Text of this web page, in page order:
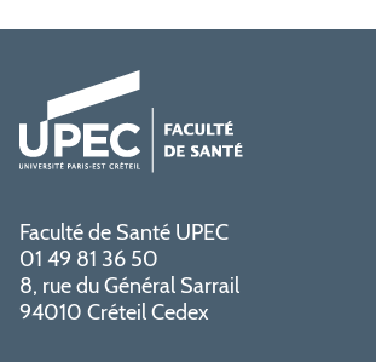
Faculté de Santé UPEC
01 49 81 36 50
8, rue du Général Sarrail
94010 Créteil Cedex